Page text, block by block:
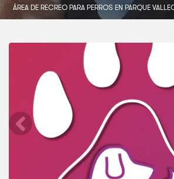
ÁREA DE RECREO PARA PERROS EN PARQUE